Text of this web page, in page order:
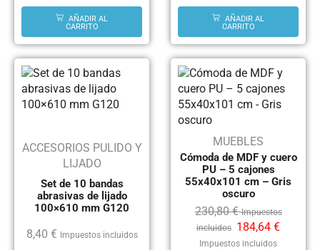
AÑADIR AL
CARRITO
AÑADIR AL
CARRITO
ACCESORIOS PULIDO Y
LIJADO
Set de 10 bandas
abrasivas de lijado
100×610 mm G120
8,40 € Impuestos incluidos
MUEBLES
Cómoda de MDF y cuero
PU – 5 cajones
55x40x101 cm – Gris
oscuro
230,80€ Impuestos
incluidos 184,64 €
Impuestos incluidos